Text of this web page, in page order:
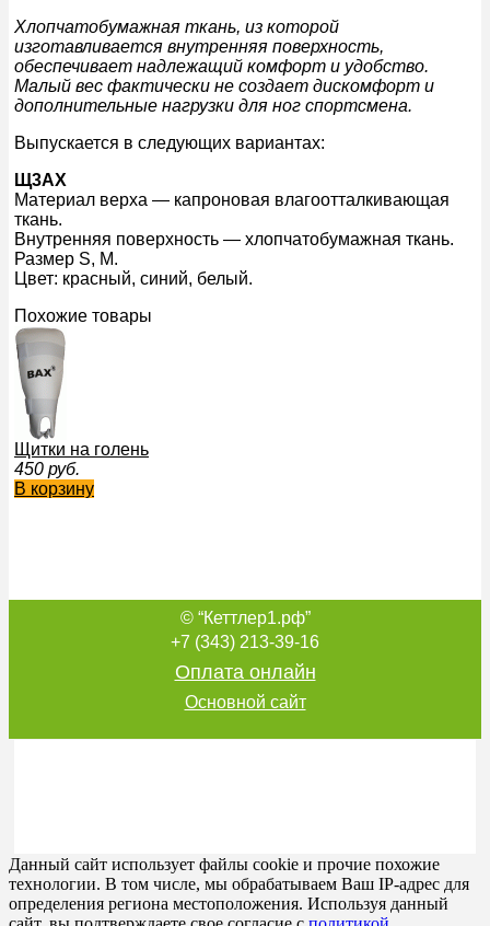
Хлопчатобумажная ткань, из которой
изготавливается внутренняя поверхность,
обеспечивает надлежащий комфорт и удобство.
Малый вес фактически не создает дискомфорт и
дополнительные нагрузки для ног спортсмена.
Выпускается в следующих вариантах:
Щ3АХ
Материал верха — капроновая влагоотталкивающая
ткань.
Внутренняя поверхность — хлопчатобумажная ткань.
Размер S, М.
Цвет: красный, синий, белый.
Похожие товары
Щитки на голень
450 руб.
В корзину
ЩИТКИ-ПОЛУФУТЫ УКОРОЧЕННЫЕ ИНСТЕП-3 Щ32АХ
© “Кеттлер1.рф”
+7 (343) 213-39-16
Оплата онлайн
Основной сайт
Данный сайт использует файлы cookie и прочие похожие
технологии. В том числе, мы обрабатываем Ваш IP-адрес для
определения региона местоположения. Используя данный